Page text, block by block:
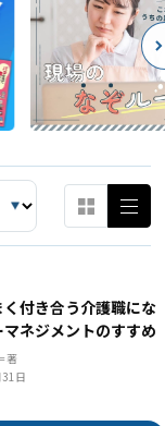
付き合う介護職にな
ネジメントのすすめ
著
日